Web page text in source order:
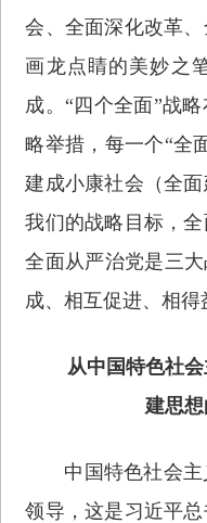
会、全面深化改革
画龙点睛的美妙之
成。“四个全面”战
略举措，每一个“全
建成小康社会（全
我们的战略目标，全
全面从严治党是三
成、相互促进、相得
从中国特色社
建思
中国特色社会
领导，这是习近平